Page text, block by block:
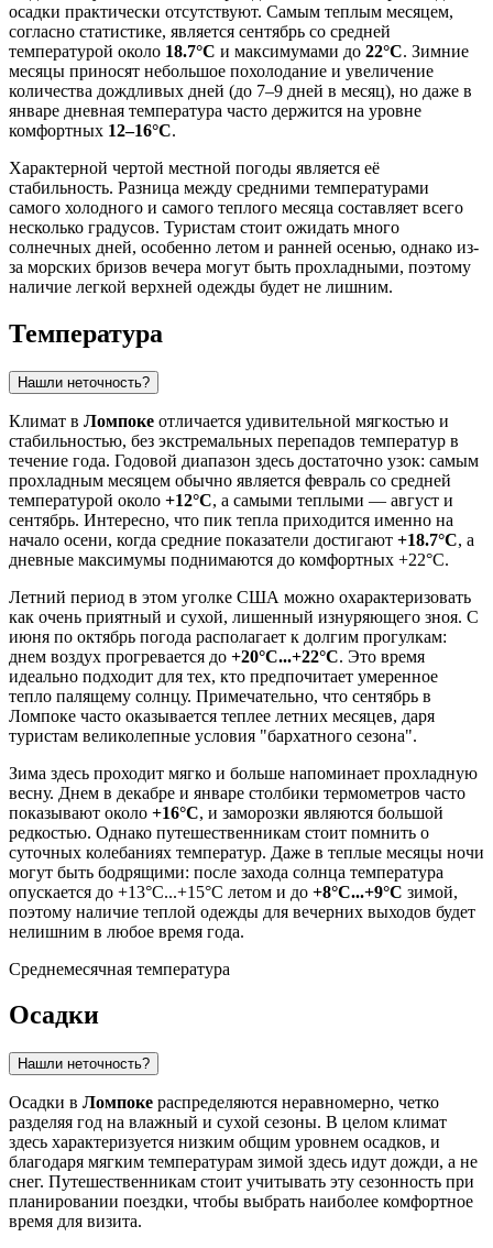
осадки практически отсутствуют. Самым теплым месяцем,
согласно статистике, является сентябрь со средней
температурой около 18.7°C и максимумами до 22°C. Зимние
месяцы приносят небольшое похолодание и увеличение
количества дождливых дней (до 7–9 дней в месяц), но даже в
январе дневная температура часто держится на уровне
комфортных 12–16°C.
Характерной чертой местной погоды является её
стабильность. Разница между средними температурами
самого холодного и самого теплого месяца составляет всего
несколько градусов. Туристам стоит ожидать много
солнечных дней, особенно летом и ранней осенью, однако из-
за морских бризов вечера могут быть прохладными, поэтому
наличие легкой верхней одежды будет не лишним.
Температура
Нашли неточность?
Климат в Ломпоке отличается удивительной мягкостью и
стабильностью, без экстремальных перепадов температур в
течение года. Годовой диапазон здесь достаточно узок: самым
прохладным месяцем обычно является февраль со средней
температурой около +12°C, а самыми теплыми — август и
сентябрь. Интересно, что пик тепла приходится именно на
начало осени, когда средние показатели достигают +18.7°C, а
дневные максимумы поднимаются до комфортных +22°C.
Летний период в этом уголке США можно охарактеризовать
как очень приятный и сухой, лишенный изнуряющего зноя. С
июня по октябрь погода располагает к долгим прогулкам:
днем воздух прогревается до +20°C...+22°C. Это время
идеально подходит для тех, кто предпочитает умеренное
тепло палящему солнцу. Примечательно, что сентябрь в
Ломпоке часто оказывается теплее летних месяцев, даря
туристам великолепные условия "бархатного сезона".
Зима здесь проходит мягко и больше напоминает прохладную
весну. Днем в декабре и январе столбики термометров часто
показывают около +16°C, и заморозки являются большой
редкостью. Однако путешественникам стоит помнить о
суточных колебаниях температур. Даже в теплые месяцы ночи
могут быть бодрящими: после захода солнца температура
опускается до +13°C...+15°C летом и до +8°C...+9°C зимой,
поэтому наличие теплой одежды для вечерних выходов будет
нелишним в любое время года.
Среднемесячная температура
Осадки
Нашли неточность?
Осадки в Ломпоке распределяются неравномерно, четко
разделяя год на влажный и сухой сезоны. В целом климат
здесь характеризуется низким общим уровнем осадков, и
благодаря мягким температурам зимой здесь идут дожди, а не
снег. Путешественникам стоит учитывать эту сезонность при
планировании поездки, чтобы выбрать наиболее комфортное
время для визита.